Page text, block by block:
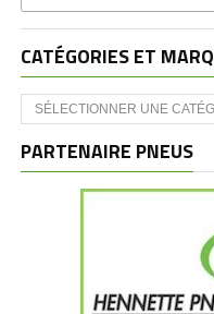
CATÉGORIES ET
Catégories
et
PARTENAIRE PNEUS